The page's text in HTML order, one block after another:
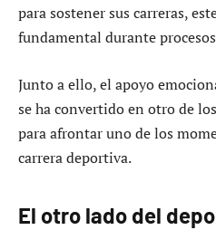
para sostener sus carreras,
fundamental durante
Junto a ello, el apoyo
se ha convertido en otro de
para afrontar uno de los
carrera deportiva.
El otro lado del